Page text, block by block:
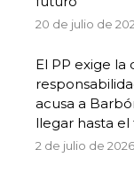
20 de julio de
El PP exige la
acusa a
llegar hasta el
2 de julio de 2026